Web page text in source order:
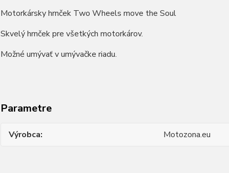
Motorkársky hrnček Two Wheels move the Soul
Skvelý hrnček pre všetkých motorkárov.
Možné umývať v umývačke riadu.
Parametre
Výrobca Motozona.eu